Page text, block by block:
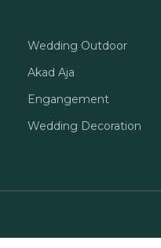
Wedding Outdoor
Akad Aja
Engangement
Wedding Decoration